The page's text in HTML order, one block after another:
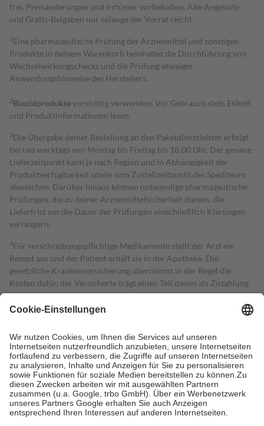
frei. Preisänderungen und Irrtümer vorbehalten. Alle Angebote
und Gratis-Beigaben nur solange der Vorrat reicht.
1 Eine pharmazeutische Prüfung der Arzneimittel und sonstigen
Produkte in deinem Warenkorb beinhaltet die Durchführung von
Wechselwirkungschecks und die Prüfung etwaiger
Anwendungshinweise des Herstellers.
2Biozidproduktevorsichtig verwenden. Vor Gebrauch stets Etikett
und Produktinformationen lesen.
3Die Übergabe deiner Bestellung an den Paketdienstleister erfolgt
bei uns werktags von Montag bis Freitag bis 18:00 Uhr. Der genaue
Lieferzeitpunkt kann je nach Region und in Abhängigkeit der
Produktverfügbarkeit sowie vom Zustellzeitpunkt des Spediteurs
abweichen. Darüber hinaus können notwendige pharmazeutische
Prüfungen, die zu deiner Arzneimittelsicherheit dienen, die
Lieferfrist um die Dauer der Prüfungen einschließlich Klärungen
verlängern.
4Für verschreibungspflichtige Medikamente stellt der Arzt ein
Rezept aus und der Patient erhält sie in der Apotheke. Die
gesetzliche Krankenversicherung übernimmt in der Regel die
Kosten dafür, der Versicherte trägt einen Teil davon als Zuzahlung
mit.
Grundsätzlich leisten Mitglieder Zuzahlungen in Höhe von zehn
höchstens zehn Euro.
Es sind jedoch nie mehr als die tatsächlichen
Kosten der Leistung zu entrichten.
Diese Regeln gelten grundsätzlich auch für Online-Apotheken.
Bei Heilmitteln und häuslicher Krankenpflege beträgt die
Zuzahlung zehn Prozent der Kosten sowie zehn Euro je
Verordnung.
Um das Engagement der Versicherten für ihre eigene Gesundheit zu
stärken und die besondere Stellung der Familie zu unterstützen,